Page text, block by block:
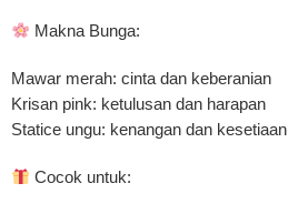
Makna Bunga:
Mawar merah: cinta dan keberanian
Krisan pink: ketulusan dan harapan
Statice ungu: kenangan dan kesetiaan
Cocok untuk: